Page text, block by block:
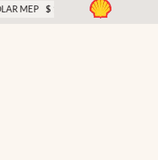
USA
$ 1518,45 %